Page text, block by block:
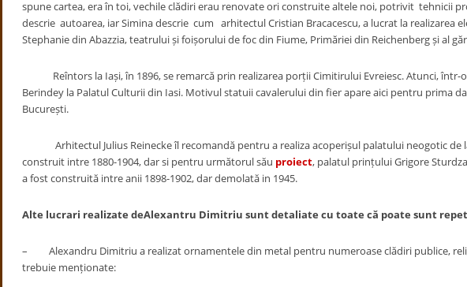
spune cartea, era în toi, vechile clădiri erau renovate ori construite altele noi, potrivit tehnicii
descrie autoarea, iar Simina descrie cum arhitectul Cristian Bracacescu, a lucrat la realizarea
Stephanie din Abazzia, teatrului și foișorului de foc din Fiume, Primăriei din Reichenberg și al
Reîntors la Iași, în 1896, se remarcă prin realizarea porții Cimitirului Evreiesc. Atunci, într-
Berindey la Palatul Culturii din Iasi. Motivul statuii cavalerului din fier apare aici pentru prima
București.
Arhitectul Julius Reinecke îl recomandă pentru a realiza acoperișul palatului neogotic de
construit intre 1880-1904, dar si pentru următorul său proiect, palatul prințului Grigore
a fost construită intre anii 1898-1902, dar demolată in 1945.
Alte lucrari realizate deAlexantru Dimitriu sunt detaliate cu toate că poate sunt
– Alexandru Dimitriu a realizat ornamentele din metal pentru numeroase clădiri publice,
trebuie menționate: